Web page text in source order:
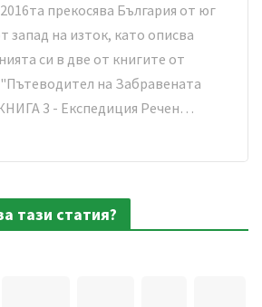
прекосява България от юг
запад на изток, като описва
си в две от книгите от
на Забравената
3 - Експедиция Речен…
тази статия?